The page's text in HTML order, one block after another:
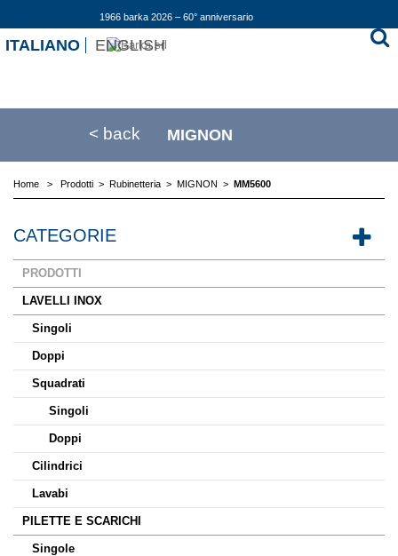
1966 barka 2026 – 60° anniversario
ITALIANO ENGLISH
< back MIGNON
Home > Prodotti > Rubinetteria > MIGNON > MM5600
CATEGORIE
PRODOTTI
LAVELLI INOX
Singoli
Doppi
Squadrati
Singoli
Doppi
Cilindrici
Lavabi
PILETTE E SCARICHI
Singole